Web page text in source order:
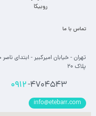
تماس با ما
تهران - خیابان امیرکبیر - ابتدای
پلاک 20
0912-4704543
info@etebarr.com